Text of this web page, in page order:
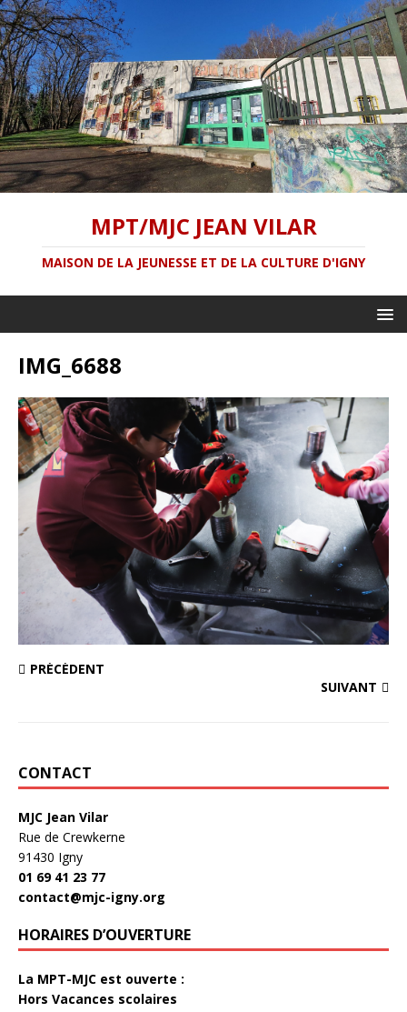
MPT/MJC JEAN VILAR
MAISON DE LA JEUNESSE ET DE LA CULTURE D'IGNY
IMG_6688
PRÉCÉDENT
SUIVANT
CONTACT
MJC Jean Vilar
Rue de Crewkerne
91430 Igny
01 69 41 23 77
contact@mjc-igny.org
HORAIRES D’OUVERTURE
La MPT-MJC est ouverte :
Hors Vacances scolaires